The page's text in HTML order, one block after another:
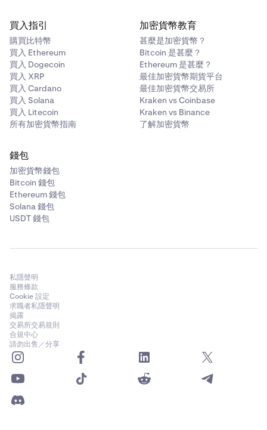
買入指引
購買比特幣
買入 Ethereum
買入 Dogecoin
買入 XRP
買入 Cardano
買入 Solana
買入 Litecoin
所有加密貨幣指南
加密貨幣教育
甚麼是加密貨幣？
Bitcoin 是甚麼？
Ethereum 是甚麼？
最佳加密貨幣期貨平台
最佳加密貨幣交易所
Kraken vs Coinbase
Kraken vs Binance
了解加密貨幣
錢包
加密貨幣錢包
Bitcoin 錢包
Ethereum 錢包
Solana 錢包
USDT 錢包
私隱聲明
服務條款
Cookie 設定
求職者私隱聲明
揭露
交易所交易規則
合規中心
請勿出售／分享